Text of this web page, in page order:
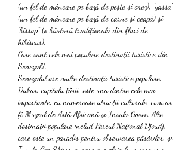
(un fel de mâncare pe bază de pește și orez), "yassa"
(un fel de mâncare pe bază de carne și ceapă) și
"bissap" (o băutură tradițională din flori de
hibiscus).
Care sunt cele mai populare destinații turistice din
Senegal?.
Senegalul are multe destinații turistice populare.
Dakar, capitala țării, este una dintre cele mai
importante, cu numeroase atracții culturale, cum ar
fi Muzeul de Artă Africană și Insula Goree. Alte
destinații populare includ Parcul Național Djoudj,
care este un paradis pentru observarea păsărilor, și